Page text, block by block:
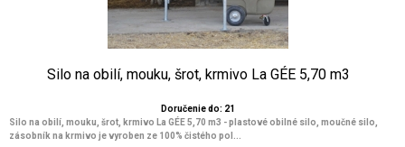
Silo na obilí, mouku, šrot, krmivo La GÉE 5,70 m3
Doručenie do: 21
Silo na obilí, mouku, šrot, krmivo La GÉE 5,70 m3 - plastové obilné silo, moučné silo,
zásobník na krmivo je vyroben ze 100% čistého pol...